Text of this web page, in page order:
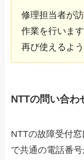
修理担当者が
作業を行いま
再び使えるよ
NTTの問い合わ
NTTの故障受付
で共通の電話番